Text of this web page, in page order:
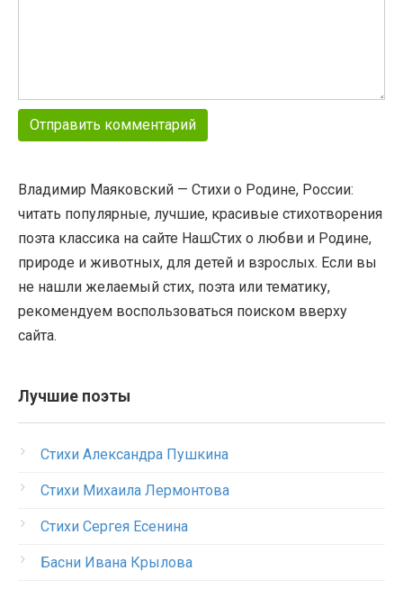
Владимир Маяковский — Стихи о Родине, России:
читать популярные, лучшие, красивые стихотворения
поэта классика на сайте НашСтих о любви и Родине,
природе и животных, для детей и взрослых. Если вы
не нашли желаемый стих, поэта или тематику,
рекомендуем воспользоваться поиском вверху
сайта.
Лучшие поэты
Стихи Александра Пушкина
Стихи Михаила Лермонтова
Стихи Сергея Есенина
Басни Ивана Крылова